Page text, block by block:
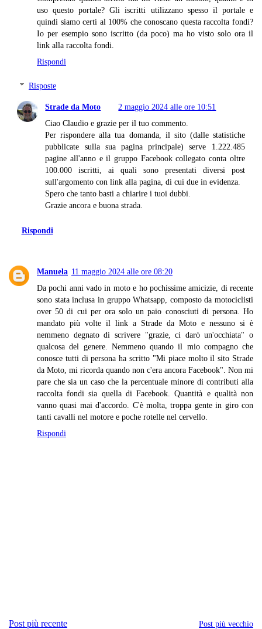
uso questo portale? Gli iscritti utilizzano spesso il portale e
quindi siamo certi al 100% che conoscano questa raccolta fondi?
Io per esempio sono iscritto (da poco) ma ho visto solo ora il
link alla raccolta fondi.
Rispondi
Risposte
Strade da Moto
2 maggio 2024 alle ore 10:51
Ciao Claudio e grazie per il tuo commento.
Per rispondere alla tua domanda, il sito (dalle statistiche
pubblicate sulla sua pagina principale) serve 1.222.485
pagine all'anno e il gruppo Facebook collegato conta oltre
100.000 iscritti, ai quali sono presentati diversi post
sull'argomento con link alla pagina, di cui due in evidenza.
Spero che tanto basti a chiarire i tuoi dubbi.
Grazie ancora e buona strada.
Rispondi
Manuela 11 maggio 2024 alle ore 08:20
Da pochi anni vado in moto e ho pochissime amicizie, di recente
sono stata inclusa in gruppo Whatsapp, composto da motociclisti
over 50 di cui per ora solo un paio conosciuti di persona. Ho
mandato più volte il link a Strade da Moto e nessuno si è
nemmeno degnato di scrivere "grazie, ci darò un'occhiata" o
qualcosa del genere. Nemmeno quando il mio compagno che
conosce tutti di persona ha scritto "Mi piace molto il sito Strade
da Moto, mi ricorda quando non c'era ancora Facebook". Non mi
pare che sia un caso che la percentuale minore di contributi alla
raccolta fondi sia quella di Facebook. Quantità e qualità non
vanno quasi mai d'accordo. C'è molta, troppa gente in giro con
tanti cavalli nel motore e poche rotelle nel cervello.
Rispondi
Post più recente Post più vecchio